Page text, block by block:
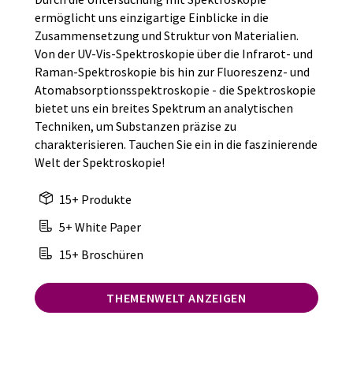
ermöglicht uns einzigartige Einblicke in die
Zusammensetzung und Struktur von Materialien.
Von der UV-Vis-Spektroskopie über die Infrarot- und
Raman-Spektroskopie bis hin zur Fluoreszenz- und
Atomabsorptionsspektroskopie - die Spektroskopie
bietet uns ein breites Spektrum an analytischen
Techniken, um Substanzen präzise zu
charakterisieren. Tauchen Sie ein in die faszinierende
Welt der Spektroskopie!
15+ Produkte
5+ White Paper
15+ Broschüren
THEMENWELT ANZEIGEN